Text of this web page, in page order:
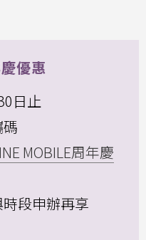
優惠
日止
MOBILE周年慶
段申辦再享